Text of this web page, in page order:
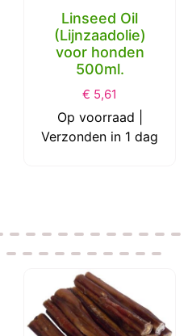
Linseed Oil
(Lijnzaadolie)
voor honden
500ml.
€ 5,61
Op voorraad |
Verzonden in 1 dag